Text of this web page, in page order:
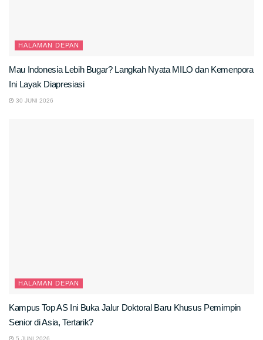
HALAMAN DEPAN
Mau Indonesia Lebih Bugar? Langkah Nyata MILO dan Kemenpora
Ini Layak Diapresiasi
30 JUNI 2026
HALAMAN DEPAN
Kampus Top AS Ini Buka Jalur Doktoral Baru Khusus Pemimpin
Senior di Asia, Tertarik?
5 JUNI 2026